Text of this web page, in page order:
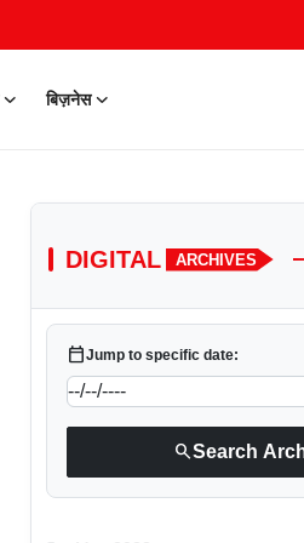
बिज़नेस
DIGITAL ARCHIVES
calendar_todayJump to specific date:
searchSearch